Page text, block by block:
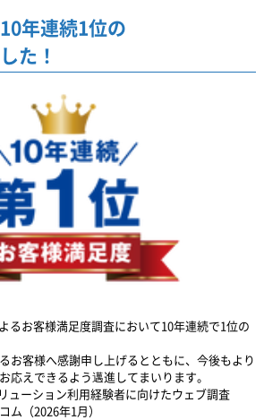
年連続1位の
た！
るお客様満足度調査において10年連続で1位の
お客様へ感謝申し上げるとともに、 今後もより
応えできるよう邁進してまいります。
ューション利用経験者に向けたウェブ調査
ム（2026年1月）